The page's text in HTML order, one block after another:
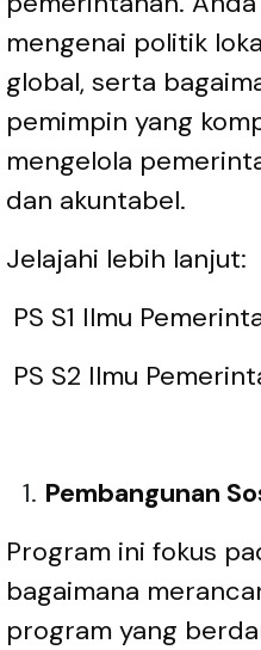
mengenai politik
global, serta
pemimpin yang
mengelola
dan akuntabel.
Jelajahi lebih lanjut:
PS S1 Ilmu
PS S2 Ilmu
Pembangunan
Program ini fokus
bagaimana
program yang